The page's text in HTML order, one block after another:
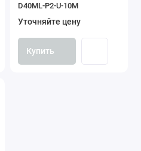
D40ML-P2-U-10M
Уточняйте цену
Купить